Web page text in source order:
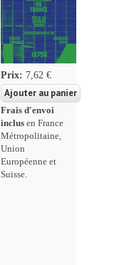
Prix: 7,62 €
Frais d'envoi
inclus en France
Métropolitaine,
Union
Européenne et
Suisse.